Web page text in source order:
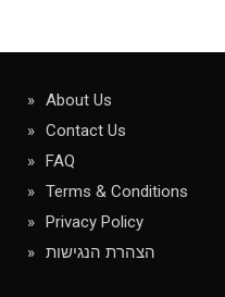
About Us
Contact Us
FAQ
Terms & Conditions
Privacy Policy
הצהרת הנגישות